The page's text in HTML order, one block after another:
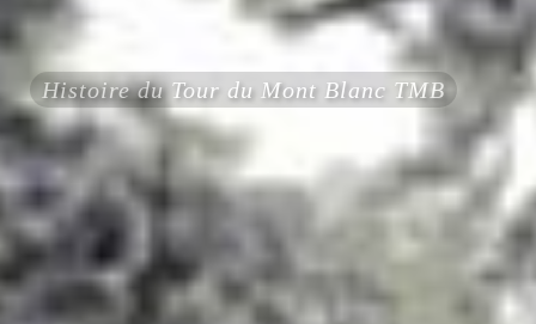
Histoire du Tour du Mont Blanc TMB